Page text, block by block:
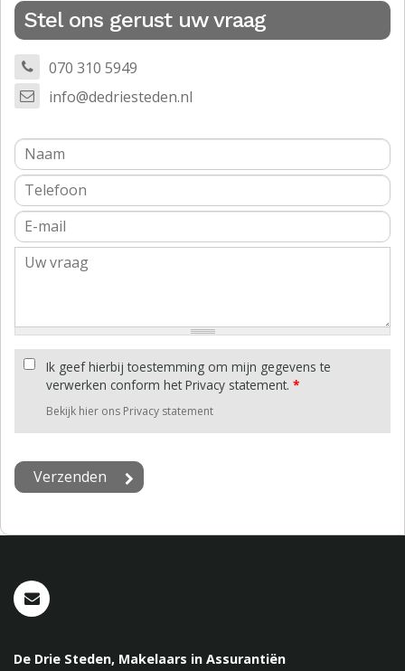
Stel ons gerust uw vraag
070 310 5949
info@dedriesteden.nl
Ik geef hierbij toestemming om mijn gegevens te
verwerken conform het Privacy statement. *
Bekijk hier ons Privacy statement
De Drie Steden, Makelaars in Assurantiën